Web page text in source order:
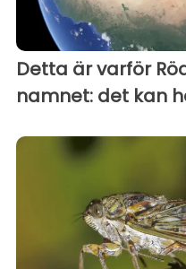
Detta är varför
namnet: det kan